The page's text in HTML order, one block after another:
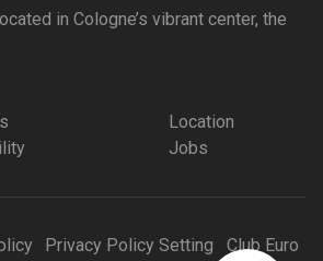
in Cologne’s vibrant center, the
Location
Jobs
Privacy Policy Setting Club Euro